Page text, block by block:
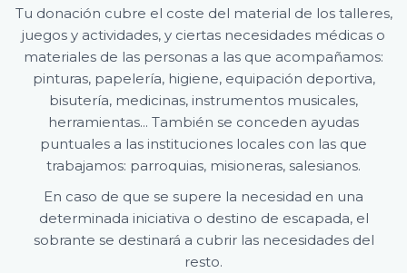
Tu donación cubre el coste del material de los talleres,
juegos y actividades, y ciertas necesidades médicas o
materiales de las personas a las que acompañamos:
pinturas, papelería, higiene, equipación deportiva,
bisutería, medicinas, instrumentos musicales,
herramientas... También se conceden ayudas
puntuales a las instituciones locales con las que
trabajamos: parroquias, misioneras, salesianos.
En caso de que se supere la necesidad en una
determinada iniciativa o destino de escapada, el
sobrante se destinará a cubrir las necesidades del
resto.